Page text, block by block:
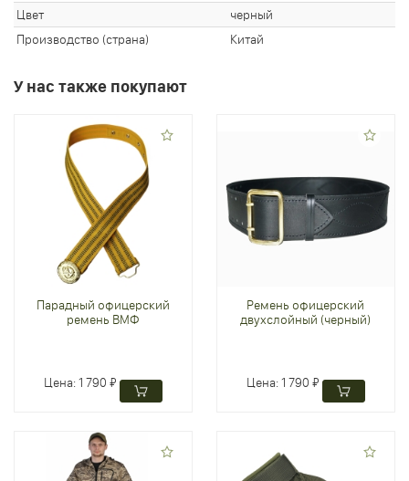
Цвет
черный
Производство (страна)
Китай
У нас также покупают
Парадный офицерский
ремень ВМФ
Цена:1 790 ₽
Ремень офицерский
двухслойный (черный)
Цена:1 790 ₽